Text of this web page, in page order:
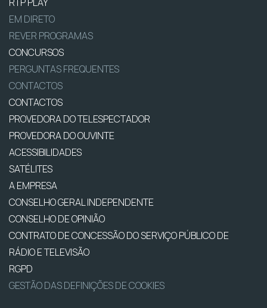
EM DIRETO
REVER PROGRAMAS
CONCURSOS
PERGUNTAS FREQUENTES
CONTACTOS
CONTACTOS
PROVEDORA DO TELESPECTADOR
PROVEDORA DO OUVINTE
ACESSIBILIDADES
SATÉLITES
A EMPRESA
CONSELHO GERAL INDEPENDENTE
CONSELHO DE OPINIÃO
CONTRATO DE CONCESSÃO DO SERVIÇO PÚBLICO DE
RÁDIO E TELEVISÃO
RGPD
GESTÃO DAS DEFINIÇÕES DE COOKIES